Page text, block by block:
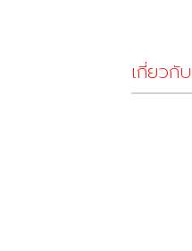
เกี่ยวกั